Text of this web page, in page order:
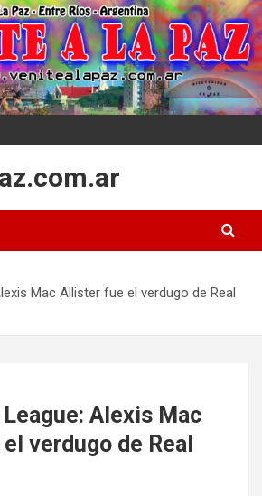
Mac Allister fue el verdugo de Real
Alexis Mac
verdugo de Real